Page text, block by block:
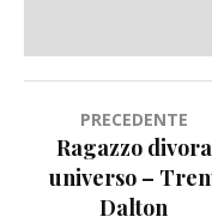
Navigazione
articoli
PRECEDENTE
Ragazzo divora
universo –
Dalton